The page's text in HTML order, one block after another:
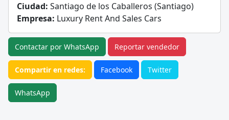
Ciudad: Santiago de los Caballeros (Santiago)
Empresa: Luxury Rent And Sales Cars
Contactar por WhatsApp Reportar vendedor
Compartir en redes: Facebook Twitter
WhatsApp